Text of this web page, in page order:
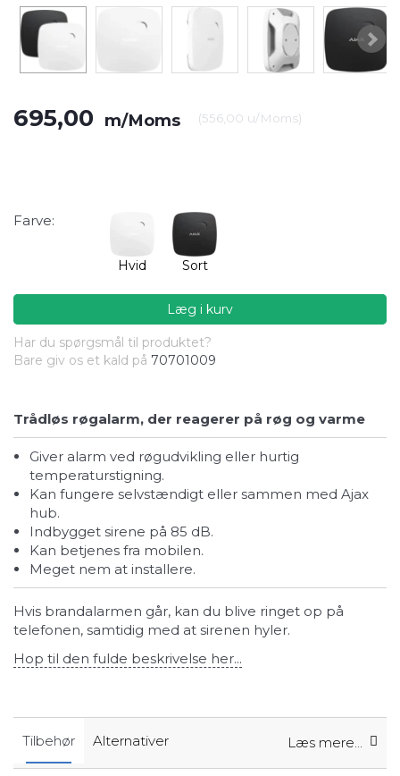
695,00 m/Moms (556,00 u/Moms)
Farve:
Hvid Sort
Læg i kurv
Har du spørgsmål til produktet?
Bare giv os et kald på 70701009
Trådløs røgalarm, der reagerer på røg og varme
Giver alarm ved røgudvikling eller hurtig
temperaturstigning.
Kan fungere selvstændigt eller sammen med Ajax
hub.
Indbygget sirene på 85 dB.
Kan betjenes fra mobilen.
Meget nem at installere.
Hvis brandalarmen går, kan du blive ringet op på
telefonen, samtidig med at sirenen hyler.
Hop til den fulde beskrivelse her...
Læs mere...
Tilbehør Alternativer